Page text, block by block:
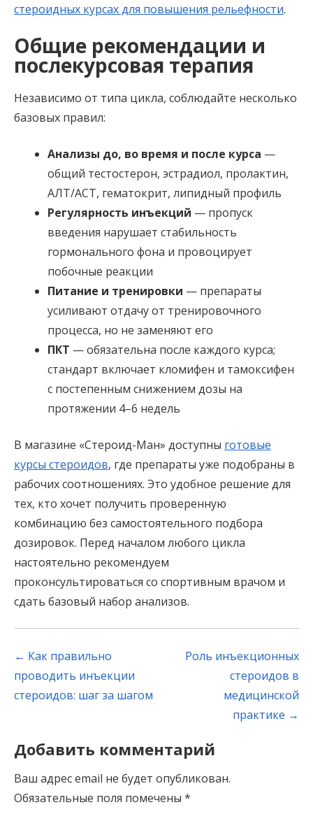
стероидных курсах для повышения рельефности.
Общие рекомендации и
послекурсовая терапия
Независимо от типа цикла, соблюдайте несколько
базовых правил:
Анализы до, во время и после курса —
общий тестостерон, эстрадиол, пролактин,
АЛТ/АСТ, гематокрит, липидный профиль
Регулярность инъекций — пропуск
введения нарушает стабильность
гормонального фона и провоцирует
побочные реакции
Питание и тренировки — препараты
усиливают отдачу от тренировочного
процесса, но не заменяют его
ПКТ — обязательна после каждого курса;
стандарт включает кломифен и тамоксифен
с постепенным снижением дозы на
протяжении 4–6 недель
В магазине «Стероид-Ман» доступны готовые
курсы стероидов, где препараты уже подобраны в
рабочих соотношениях. Это удобное решение для
тех, кто хочет получить проверенную
комбинацию без самостоятельного подбора
дозировок. Перед началом любого цикла
настоятельно рекомендуем
проконсультироваться со спортивным врачом и
сдать базовый набор анализов.
Post
navigation
← Как правильно
проводить инъекции
стероидов: шаг за шагом
Роль инъекционных
стероидов в
медицинской
практике →
Добавить комментарий
Ваш адрес email не будет опубликован.
Обязательные поля помечены *